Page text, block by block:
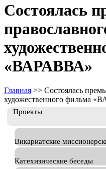
Состоялась
«ВАРАВВА»
Главная >> Состоялась
художественного фильма
Проекты
Викариатские
Катехизические беседы